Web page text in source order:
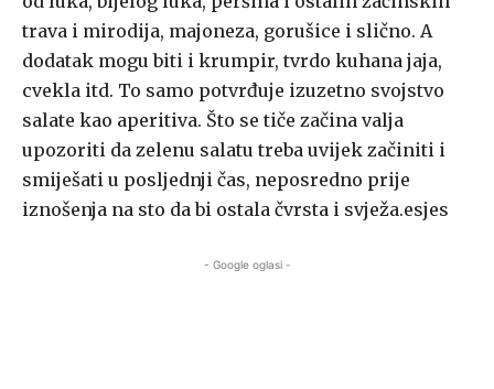
trava i mirodija, majoneza, gorušice i slično. A
dodatak mogu biti i krumpir, tvrdo kuhana jaja,
cvekla itd. To samo potvrđuje izuzetno svojstvo
salate kao aperitiva. Što se tiče začina valja
upozoriti da zelenu salatu treba uvijek začiniti i
smiješati u posljednji čas, neposredno prije
iznošenja na sto da bi ostala čvrsta i svježa.esjes
- Google oglasi -